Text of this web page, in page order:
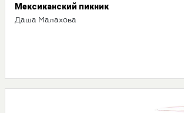
Мексиканский пикник
Даша Малахова